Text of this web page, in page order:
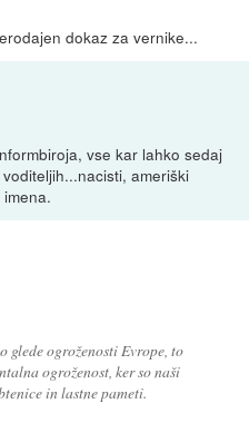
dokaz za vernike...
vse kar lahko sedaj
ameriški
glede ogroženosti Evrope, to
ogroženost, ker so naši
in lastne pameti.